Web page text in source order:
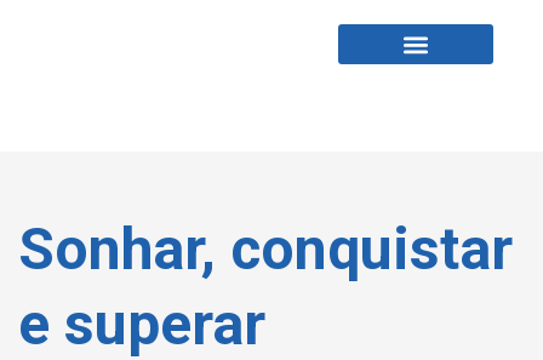
Sonhar, conquistar
e superar